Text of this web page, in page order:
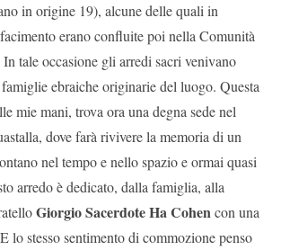
in origine 19), alcune delle quali in
erano confluite poi nella Comunità
tale occasione gli arredi sacri venivano
ebraiche originarie del luogo. Questa
mie mani, trova ora una degna sede nel
dove farà rivivere la memoria di un
nel tempo e nello spazio e ormai quasi
arredo è dedicato, dalla famiglia, alla
Giorgio Sacerdote Ha Cohencon una
lo stesso sentimento di commozione penso